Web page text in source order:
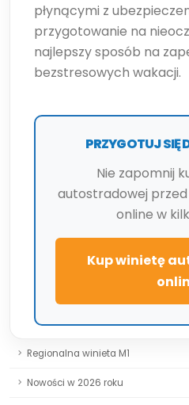
płynącymi z
przygotowanie na
najlepszy sposób na
bezstresowych wakacji.
PRZYGOTUJ SIĘ
Nie zapomnij
autostradowej przed
online w
Kup winietę
Regionalna winieta M1
Nowości w 2026 roku